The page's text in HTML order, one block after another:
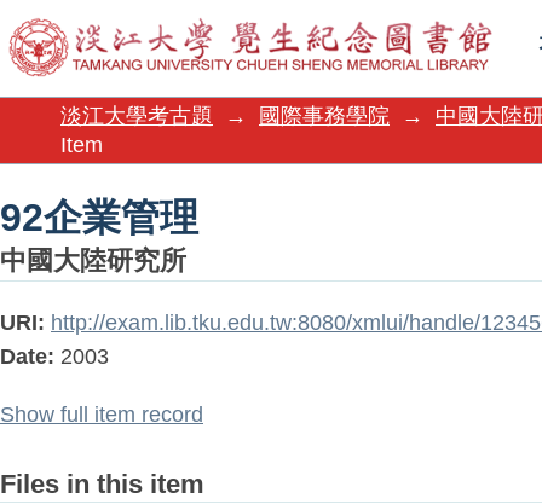
92企業管理
淡江大學考古題 → 國際事務學院 →
中國大陸
Item
92企業管理
中國大陸研究所
URI: http://exam.lib.tku.edu.tw:8080/xmlui/handle/
Date: 2003
Show full item record
Files in this item